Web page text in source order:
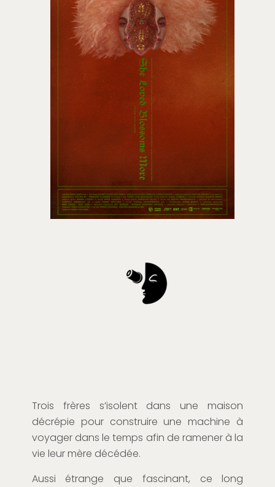
Trois frères s’isolent dans une maison
décrépie pour construire une machine à
voyager dans le temps afin de ramener à la
vie leur mère décédée.
Aussi étrange que fascinant, ce long